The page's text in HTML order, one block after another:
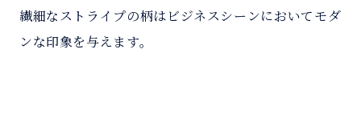
繊細なストライプの柄はビジネスシーンにおいてモダ
ンな印象を与えます。